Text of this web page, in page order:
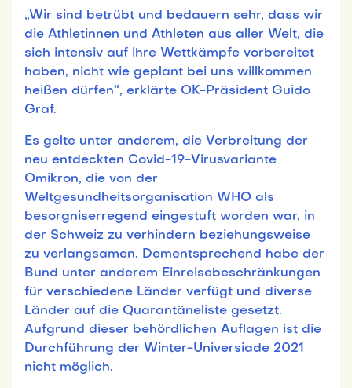
„Wir sind betrübt und bedauern sehr, dass wir
die Athletinnen und Athleten aus aller Welt, die
sich intensiv auf ihre Wettkämpfe vorbereitet
haben, nicht wie geplant bei uns willkommen
heißen dürfen“, erklärte OK-Präsident Guido
Graf.
Es gelte unter anderem, die Verbreitung der
neu entdeckten Covid-19-Virusvariante
Omikron, die von der
Weltgesundheitsorganisation WHO als
besorgniserregend eingestuft worden war, in
der Schweiz zu verhindern beziehungsweise
zu verlangsamen. Dementsprechend habe der
Bund unter anderem Einreisebeschränkungen
für verschiedene Länder verfügt und diverse
Länder auf die Quarantäneliste gesetzt.
Aufgrund dieser behördlichen Auflagen ist die
Durchführung der Winter-Universiade 2021
nicht möglich.